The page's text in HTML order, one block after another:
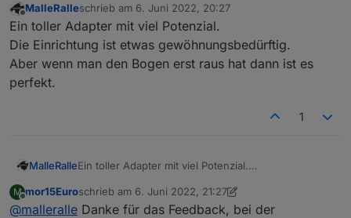
Offline
MalleRalleschrieb am 6. Juni 2022, 20:27
zuletzt editiert von
Ein toller Adapter mit viel Potenzial.
Die Einrichtung ist etwas gewöhnungsbedürftig.
Aber wenn man den Bogen erst raus hat dann ist es
perfekt.
1
MalleRalleEin toller Adapter mit viel Potenzial.
Aber wenn man den Bogen erst raus hat dann ist es
perfekt.
M
Offline
mor15Euroschrieb am 6. Juni 2022, 21:27
zuletzt editiert von mor15Euro6. Juni 2022, 23:27
@malleralle Danke für das Feedback, bei der